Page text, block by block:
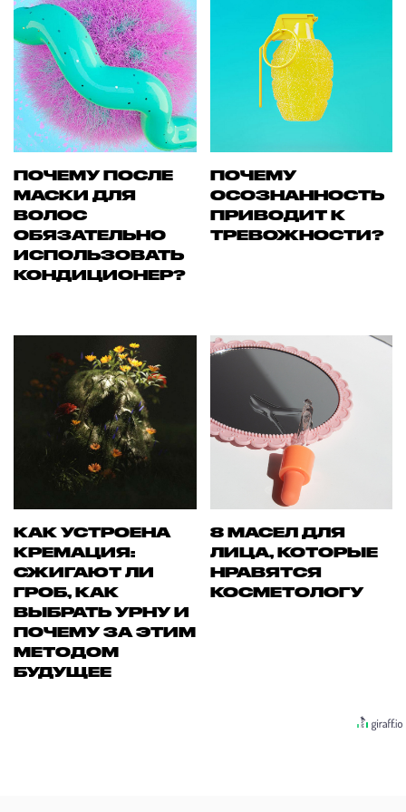
ПОЧЕМУ ПОСЛЕ
МАСКИ ДЛЯ
ВОЛОС
ОБЯЗАТЕЛЬНО
ИСПОЛЬЗОВАТЬ
КОНДИЦИОНЕР?
ПОЧЕМУ
ОСОЗНАННОСТЬ
ПРИВОДИТ К
ТРЕВОЖНОСТИ?
КАК УСТРОЕНА
КРЕМАЦИЯ:
СЖИГАЮТ ЛИ
ГРОБ, КАК
ВЫБРАТЬ УРНУ И
ПОЧЕМУ ЗА ЭТИМ
МЕТОДОМ
БУДУЩЕЕ
8 МАСЕЛ ДЛЯ
ЛИЦА, КОТОРЫЕ
НРАВЯТСЯ
КОСМЕТОЛОГУ